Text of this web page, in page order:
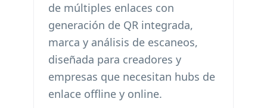
de múltiples enlaces con
generación de QR integrada,
marca y análisis de escaneos,
diseñada para creadores y
empresas que necesitan hubs de
enlace offline y online.